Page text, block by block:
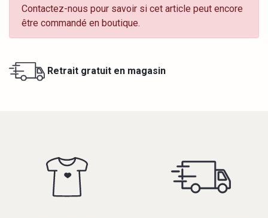
Contactez-nous pour savoir si cet article peut encore
être commandé en boutique.
Retrait gratuit en magasin